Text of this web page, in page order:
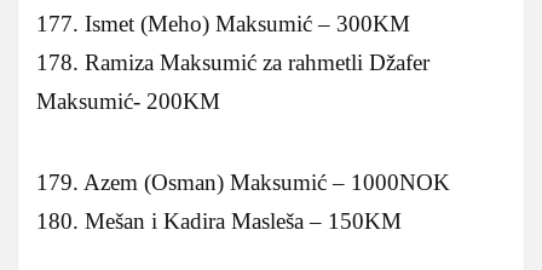
177. Ismet (Meho) Maksumić – 300KM
178. Ramiza Maksumić za rahmetli Džafer
Maksumić- 200KM
179. Azem (Osman) Maksumić – 1000NOK
180. Mešan i Kadira Masleša – 150KM